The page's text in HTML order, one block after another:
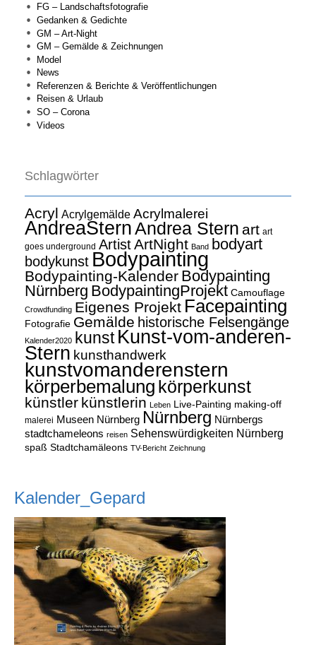
FG – Landschaftsfotografie
Gedanken & Gedichte
GM – Art-Night
GM – Gemälde & Zeichnungen
Model
News
Referenzen & Berichte & Veröffentlichungen
Reisen & Urlaub
SO – Corona
Videos
Schlagwörter
Acryl Acrylgemälde Acrylmalerei
AndreaSternAndrea Stern art art
goes underground ArtistArtNight Band bodyart
bodykunst Bodypainting
Bodypainting-Kalender Bodypainting
Nürnberg BodypaintingProjekt Camouflage
Crowdfunding Eigenes Projekt Facepainting
Fotografie Gemälde historische Felsengänge
Kalender2020 kunst Kunst-vom-anderen-
Stern kunsthandwerk
kunstvomanderenstern
körperbemalung körperkunst
künstler künstlerin Leben Live-Painting making-off
malerei Museen Nürnberg Nürnberg Nürnbergs
stadtchameleons reisen Sehenswürdigkeiten Nürnberg
spaß Stadtchamäleons TV-Bericht Zeichnung
Kalender_Gepard